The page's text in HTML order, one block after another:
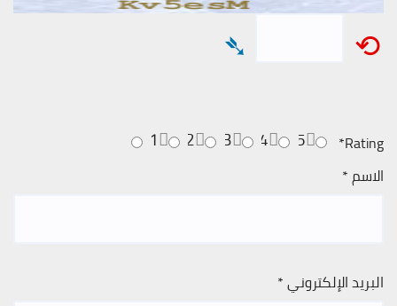
⟲
➴
Rating
*
5
4
3
2
1
الاسم*
البريد الإلكتروني*